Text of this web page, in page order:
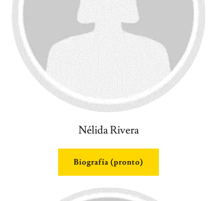
Nélida Rivera
Biografía (pronto)